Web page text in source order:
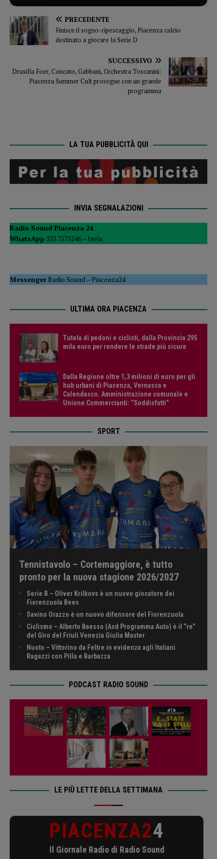
PRECEDENTE
Finisce il sogno-ripescaggio, Piacenza calcio
destinato a giocare la Serie D
SUCCESSIVO
Drusilla Foer, Concato, Gabbani, Orchestra Toscanini:
Piacenza Summer Cult prosegue con un grande
programma
LA TUA PUBBLICITÀ QUI
INVIA SEGNALAZIONI
Radio Sound Piacenza 24
WhatsApp 333 7575246 – Invia
MessengerRadio Sound –Piacenza24
ULTIMA ORA PIACENZA
Tutela di pedoni e ciclisti, dalla Provincia 295
mila euro per rendere le strade più sicure
Dalla Regione oltre 1,3 milioni di euro per gli
hub urbani di Piacenza, Vernasca e
Calendasco. Amministrazione comunale e
Unione Commercianti: “Soddisfatti”
SPORT
Tennistavolo – Cortemaggiore, è tutto
pronto per la nuova stagione 2026/2027
Serie B – Oliver Krilkovs è un nuovo giocatore dei
Fiorenzuola Bees
Savino Orazzo è un nuovo difensore del Fiorenzuola
Ciclismo – Alberto Baesso (Asd Programma Auto) è il “re”
del Giro del Friuli Venezia Giulia Master
Nuoto – Vittorino da Feltre in evidenza agli Italiani
Ragazzi con Pilla e Barbazza
PODCAST RADIO SOUND
LE PIÙ LETTE DELLA SETTIMANA
PIACENZA24
Il Giornale Radio di Radio Sound